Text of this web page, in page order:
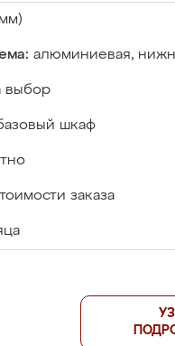
алюминиевая,
выбор
шкаф
заказа